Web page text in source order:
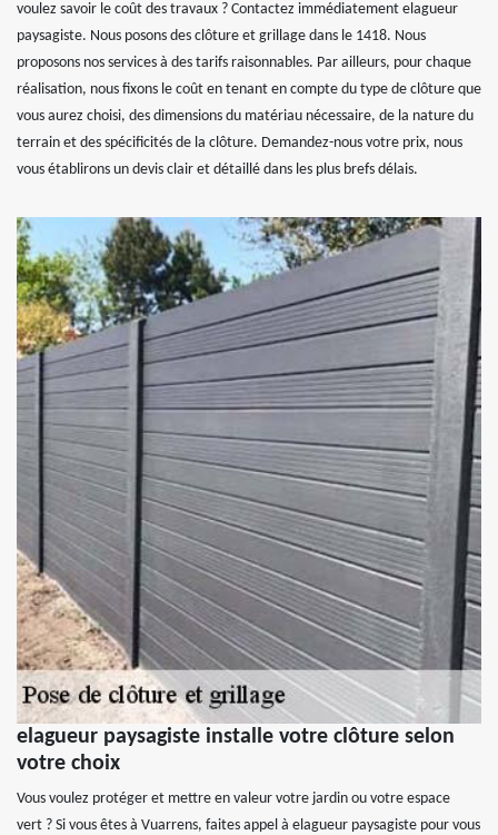
voulez savoir le coût des travaux ? Contactez immédiatement elagueur
paysagiste. Nous posons des clôture et grillage dans le 1418. Nous
proposons nos services à des tarifs raisonnables. Par ailleurs, pour chaque
réalisation, nous fixons le coût en tenant en compte du type de clôture que
vous aurez choisi, des dimensions du matériau nécessaire, de la nature du
terrain et des spécificités de la clôture. Demandez-nous votre prix, nous
vous établirons un devis clair et détaillé dans les plus brefs délais.
elagueur paysagiste installe votre clôture selon
votre choix
Vous voulez protéger et mettre en valeur votre jardin ou votre espace
vert ? Si vous êtes à Vuarrens, faites appel à elagueur paysagiste pour vous